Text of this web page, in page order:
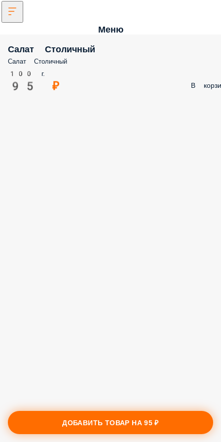
Меню
Салат Столичный
Салат Столичный
100 г.
95 ₽ В
ДОБАВИТЬ ТОВАР НА95 ₽